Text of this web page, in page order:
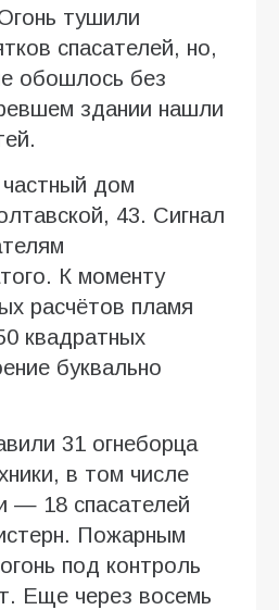
тушили
спасателей, но,
обошлось без
здании нашли
дом
43. Сигнал
К моменту
расчётов пламя
квадратных
буквально
31 огнеборца
в том числе
— 18 спасателей
Пожарным
под контроль
Еще через восемь